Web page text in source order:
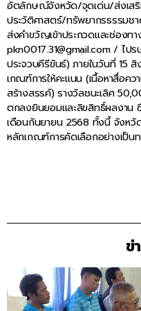
อัตลักษณ์จังหวัด/จุดเด่น/ส่งเส
ประวัติศาสตร์/ทรัพยากรธรรมช
ส่งคำขวัญเข้าประกวดและช่อง
pkn0017.31@gmail.com / ไ
ประจวบคีรีขันธ์) ภายในวันที่ 15
เกณฑ์การให้คะแนน (เนื้อหาสื่อค
สร้างสรรค์) รางวัลชนะเลิศ
ตกลงยินยอมและลิขสิทธิ์ผลงาน
เดือนกันยายน 2568 ทั้งนี้ จังหวั
หลักเกณฑ์การคัดเลือกอย่างเป็นท
ข่